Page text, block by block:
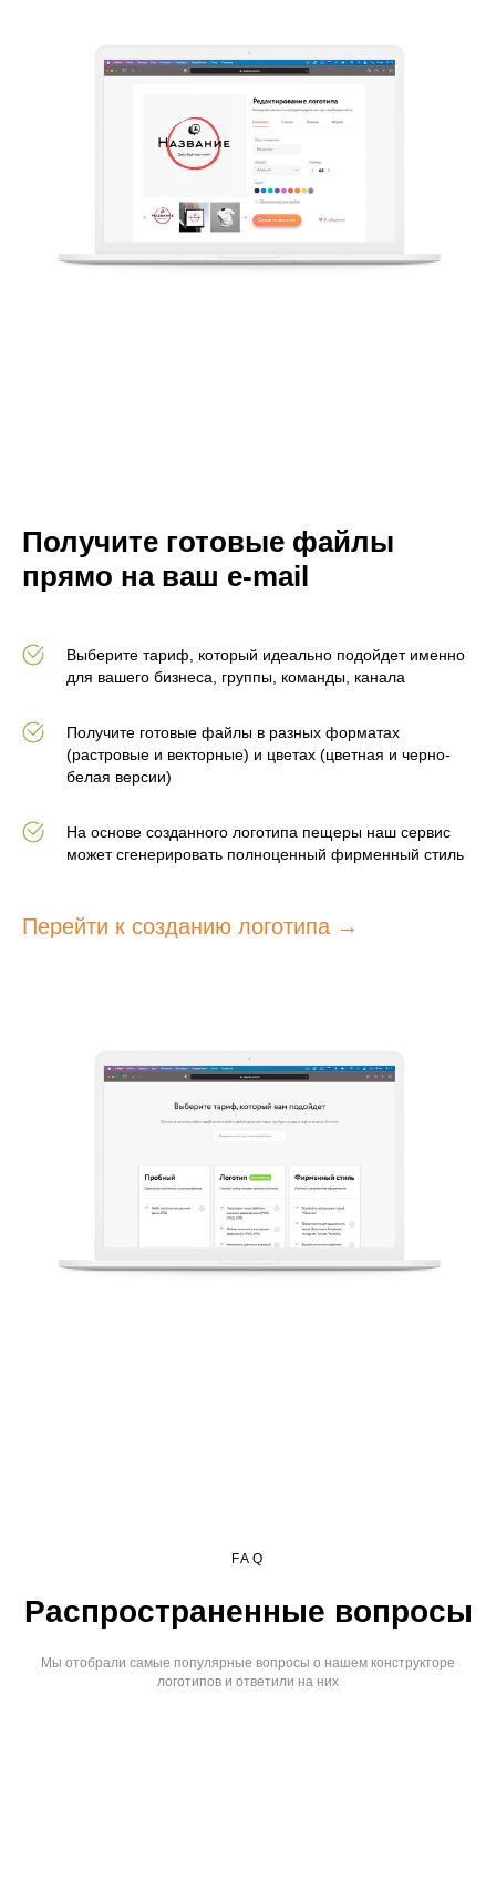
Получите готовые файлы
прямо на ваш e-mail
Выберите тариф, который идеально подойдет именно
для вашего бизнеса, группы, команды, канала
Получите готовые файлы в разных форматах
(растровые и векторные) и цветах (цветная и черно-
белая версии)
На основе созданного логотипа пещеры наш сервис
может сгенерировать полноценный фирменный стиль
Перейти к созданию логотипа
FAQ
Распространенные вопросы
Мы отобрали самые популярные вопросы о нашем конструкторе
логотипов и ответили на них